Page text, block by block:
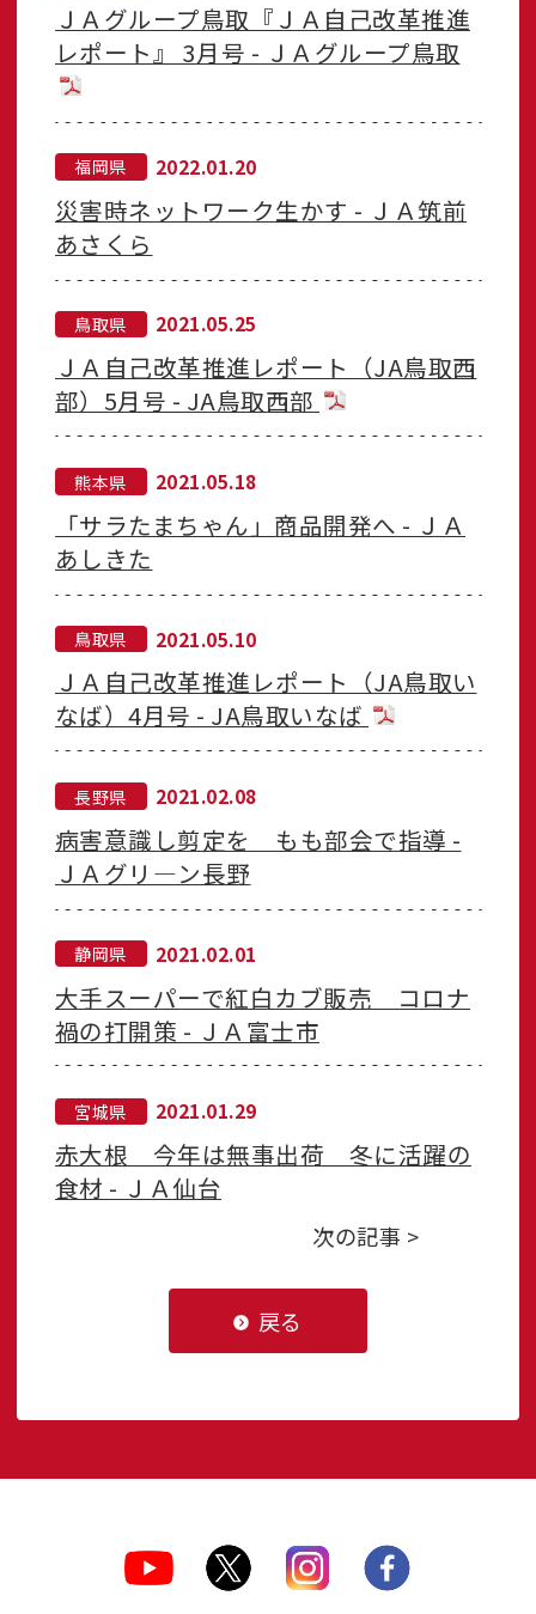
ＪＡグループ鳥取『ＪＡ自己改革推進
レポート』 3月号 - ＪＡグループ鳥取
福岡県 2022.01.20
災害時ネットワーク生かす - ＪＡ筑前
あさくら
鳥取県 2021.05.25
ＪＡ自己改革推進レポート（JA鳥取西
部）5月号 - JA鳥取西部
熊本県 2021.05.18
「サラたまちゃん」商品開発へ - ＪＡ
あしきた
鳥取県 2021.05.10
ＪＡ自己改革推進レポート（JA鳥取い
なば）4月号 - JA鳥取いなば
長野県 2021.02.08
病害意識し剪定を もも部会で指導 -
ＪＡグリ―ン長野
静岡県 2021.02.01
大手スーパーで紅白カブ販売 コロナ
禍の打開策 - ＪＡ富士市
宮城県 2021.01.29
赤大根 今年は無事出荷 冬に活躍の
食材 - ＪＡ仙台
次の記事 >
戻る